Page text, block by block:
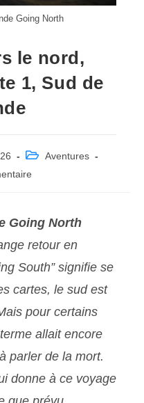
Going North
le nord,
1, Sud de
Post Aventures
Going North
retour en
South” signifie se
cartes, le sud est
pour certains
allait encore
parler de la mort.
donne à ce voyage